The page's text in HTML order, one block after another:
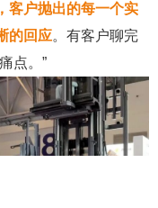
客户抛出的每一个实
的回应。有客户聊完
点。”